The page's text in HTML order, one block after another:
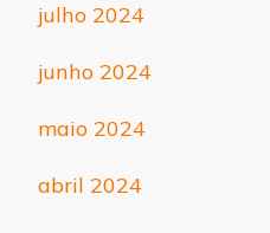
julho 2024
junho 2024
maio 2024
abril 2024